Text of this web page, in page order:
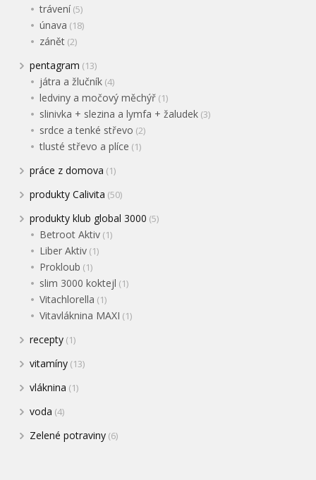
trávení(5)
únava (18)
zánět (2)
pentagram (13)
játra a žlučník (4)
ledviny a močový měchýř (1)
slinivka + slezina a lymfa + žaludek (3)
srdce a tenké střevo (2)
tlusté střevo a plíce (1)
práce z domova (1)
produkty Calivita (50)
produkty klub global 3000 (5)
Betroot Aktiv (1)
Liber Aktiv (1)
Prokloub (1)
slim 3000 koktejl (1)
Vitachlorella (1)
Vitavláknina MAXI (1)
recepty (1)
vitamíny (13)
vláknina (1)
voda (4)
Zelené potraviny (6)